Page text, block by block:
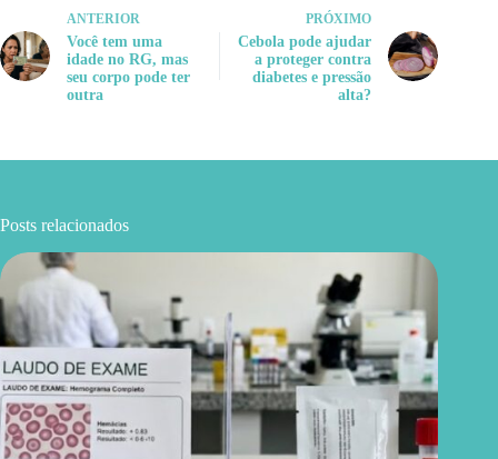
ANTERIOR
Você tem uma
idade no RG, mas
seu corpo pode ter
outra
PRÓXIMO
Cebola pode ajudar
a proteger contra
diabetes e pressão
alta?
Posts relacionados